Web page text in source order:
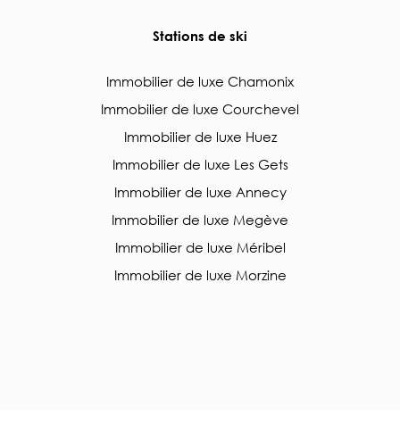
Stations de ski
Immobilier de luxe Chamonix
Immobilier de luxe Courchevel
Immobilier de luxe Huez
Immobilier de luxe Les Gets
Immobilier de luxe Annecy
Immobilier de luxe Megève
Immobilier de luxe Méribel
Immobilier de luxe Morzine